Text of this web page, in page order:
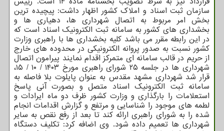
سازمان ثبت اسناد و املاک کشور اظهار داشت: پیچیده ترین
بخش امر مربوط به اتصال شهرداری ها، دهیاری ها و
بخشداری های کشور به سامانه ثبت الکترونیک اسناد است که
در این رابطه مقرر می باشد کلیه بخشداری ها با راهبری وزارت
کشور نسبت به صدور پروانه الکترونیکی در محدوده های خارج
از حریم در قالب سامانه ای متمرکز اقدام نمایند پیرامون اتصال
شهرداری ها در جلسه ۲۵ شورای راهبری مورخ ۱۴۰۳ / ۱۰ / ۱۵،
قرار شد شهرداری مشهد مقدس به عنوان پایلوت بلا فاصله به
سامانه ثبت الکترونیک اسناد متصل و بصورت آنی پاسخ
استعلامات را بارگذاری و وزارت کشور ظرف دو ماه ایرادات و
لطمه های موجود را شناسایی و مرتفع و گزارش اقدامات انجام
شده را به شورای راهبری ارائه کند تا بعد از رفع نقص به سایر
شهرداری ها تعمیم داده شود. وی اضافه کرد: تکلیف دستگاه